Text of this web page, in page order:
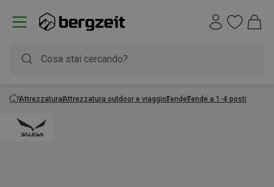
AttrezzaturaAttrezzatura outdoor e viaggioTendeTende a 1-4 posti